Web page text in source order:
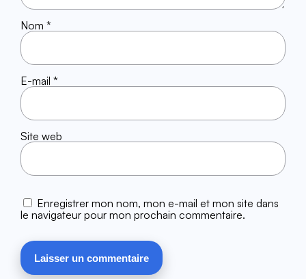
Nom *
E-mail *
Site web
Enregistrer mon nom, mon e-mail et mon site dans
le navigateur pour mon prochain commentaire.